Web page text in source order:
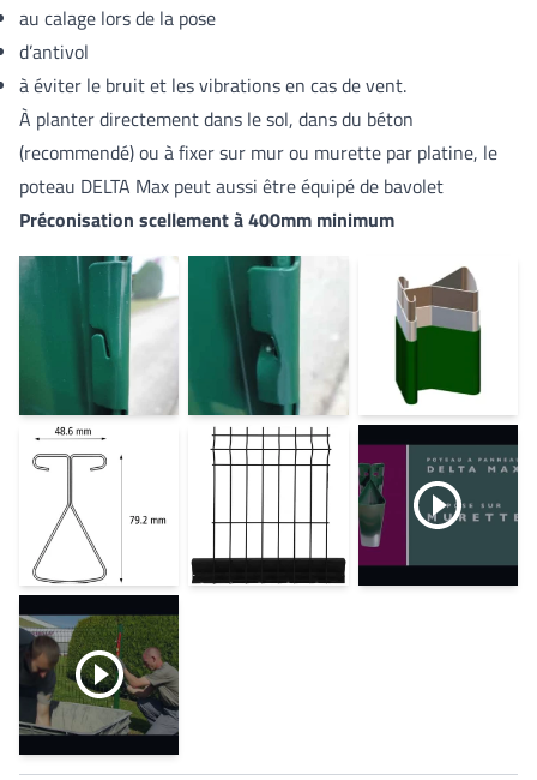
au calage lors de la pose
d’antivol
à éviter le bruit et les vibrations en cas de vent.
À planter directement dans le sol, dans du béton
(recommendé) ou à fixer sur mur ou murette par platine, le
poteau DELTA Max peut aussi être équipé de bavolet
Préconisation scellement à 400mm minimum